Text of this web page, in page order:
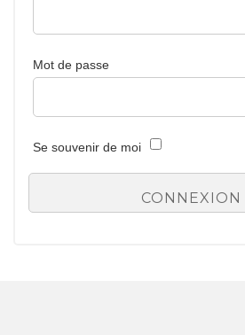
Mot de passe
Se souvenir de moi